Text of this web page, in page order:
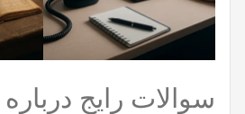
سوالات رایج